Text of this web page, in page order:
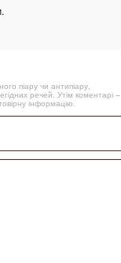
піару чи антипіару,
речей. Утім коментарі –
інформацію.